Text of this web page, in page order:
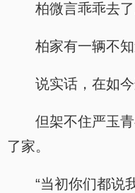
柏微言乖乖去了
柏家有一辆不
说实话，在如
但架不住严玉
了家。
“当初你们都说